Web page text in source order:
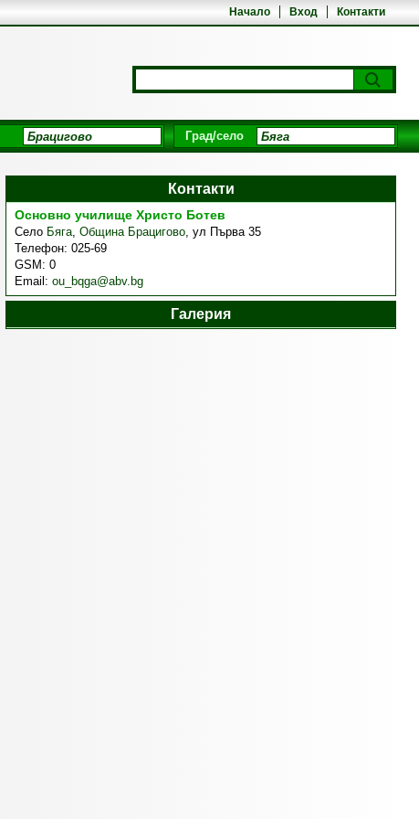
Начало Вход Контакти
Град/село
Контакти
Основно училище Христо Ботев
Село Бяга, Община Брацигово, ул Първа 35
Телефон: 025-69
GSM: 0
Email: ou_bqga@abv.bg
Галерия